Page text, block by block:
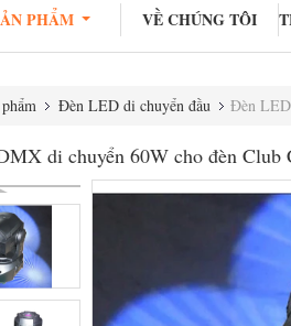
PHẨM VỀ CHÚNG TÔI
Đèn LED di chuyển đầu Đèn
di chuyển 60W cho đèn Club